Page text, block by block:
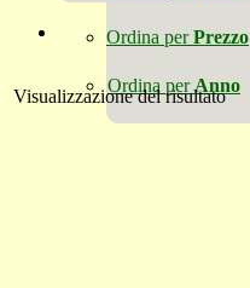
Ordina perPrezzo
Ordina perAnno
Visualizzazione del risultato